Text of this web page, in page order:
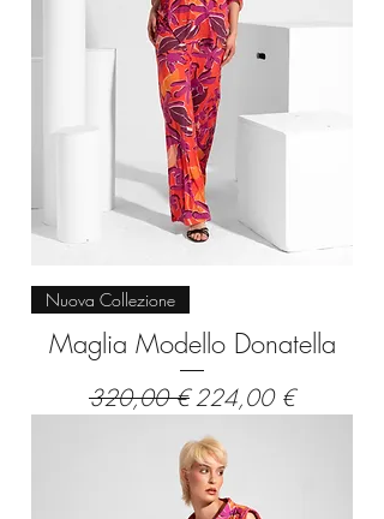
Nuova Collezione
Maglia Modello Donatella
Prezzo regolare
320,00 €Prezzo scontato
224,00 €